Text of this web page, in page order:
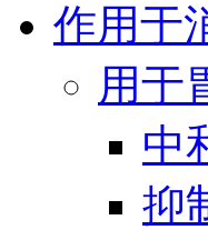
作用于
用于
中
抑